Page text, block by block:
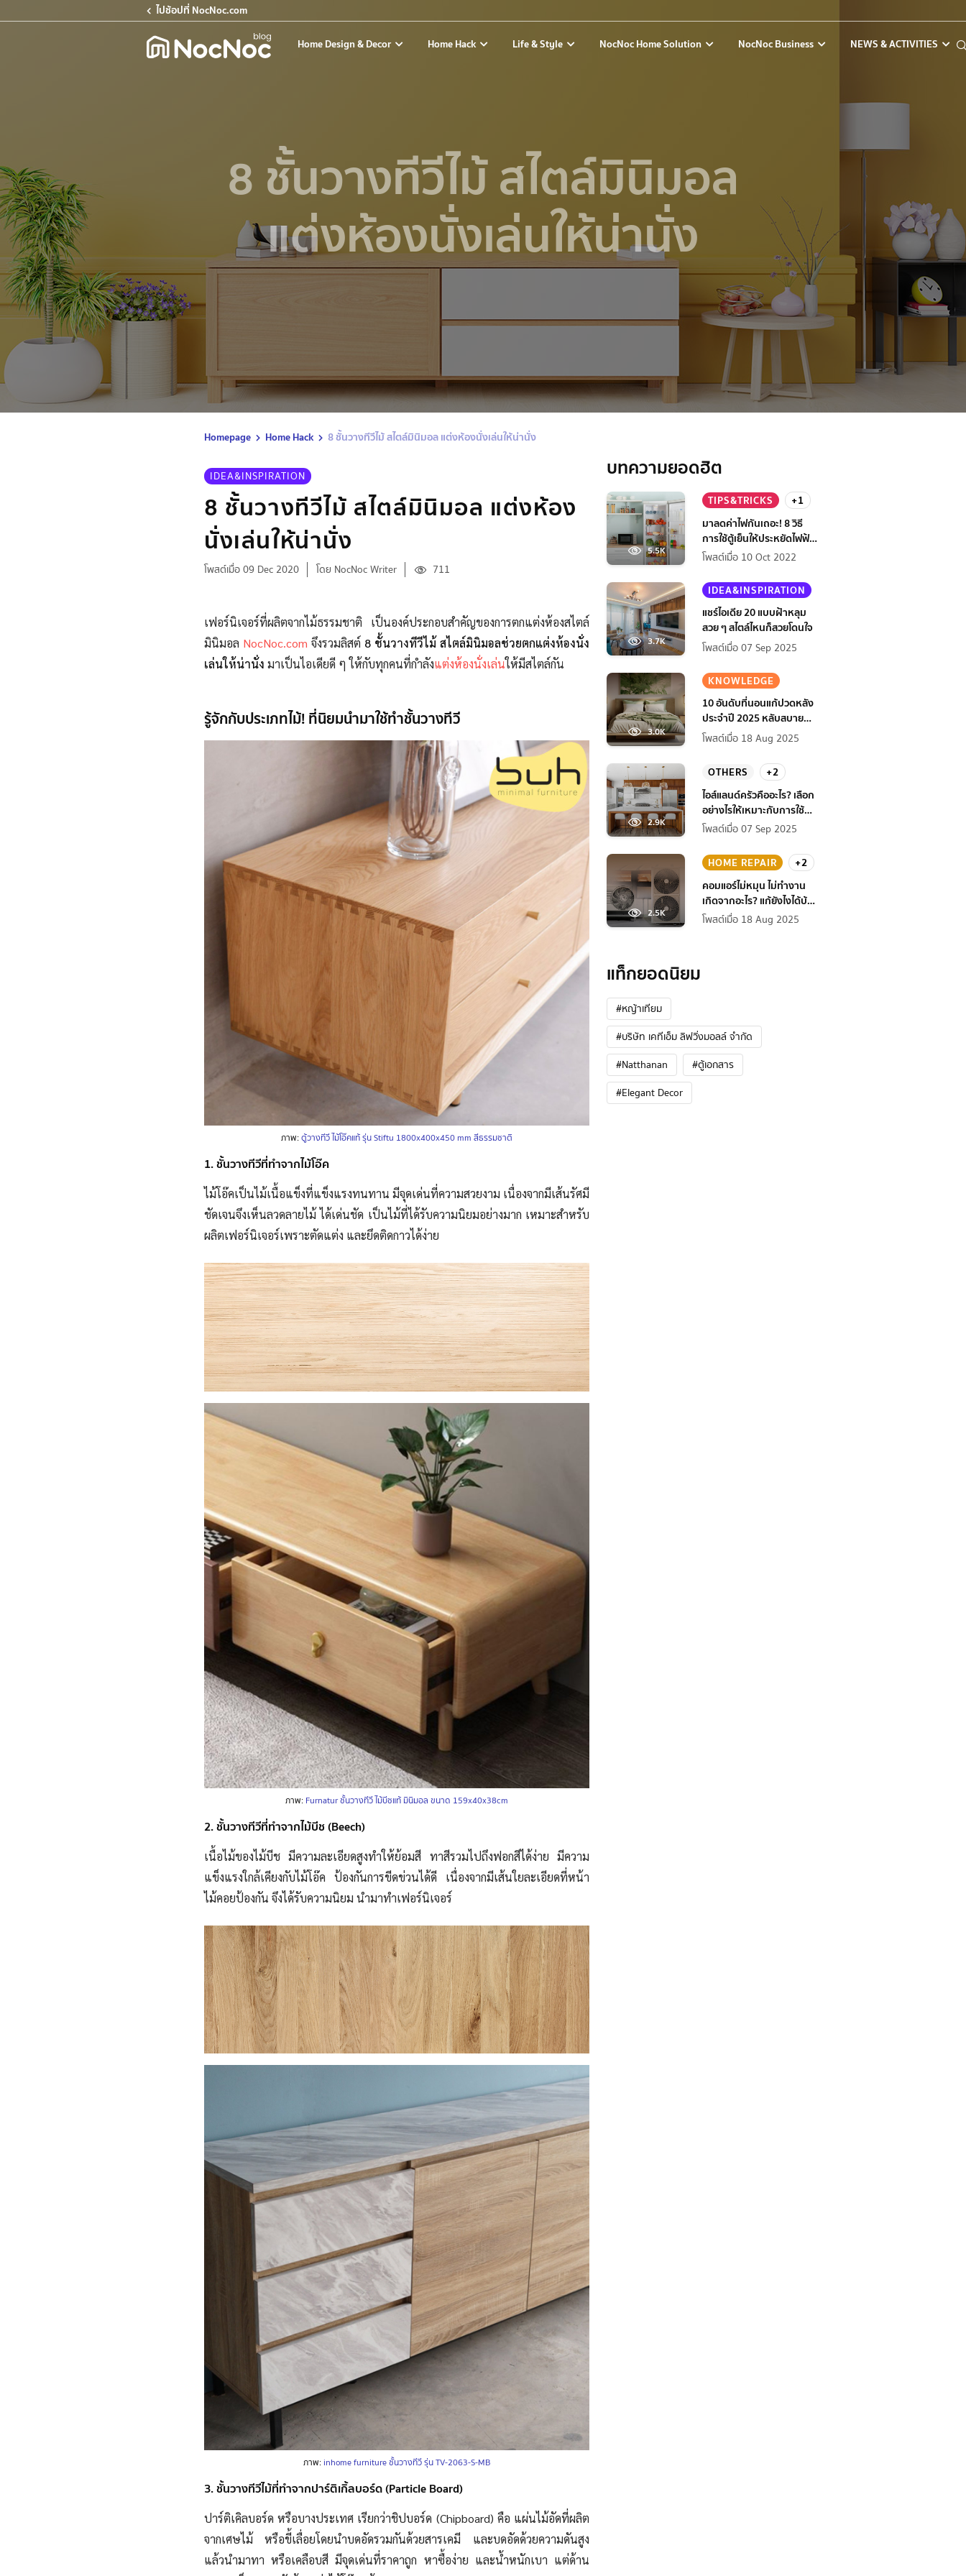
ไปช้อปที่ NocNoc.com
Home Design & Decor Home Hack Life & Style NocNoc Home Solution NocNoc Business NEWS & ACTIVITIES
8 ชั้นวางทีวีไม้ สไตล์มินิมอล
แต่งห้องนั่งเล่นให้น่านั่ง
Homepage Home Hack 8 ชั้นวางทีวีไม้ สไตล์มินิมอล แต่งห้องนั่งเล่นให้น่านั่ง
IDEA&INSPIRATION
8 ชั้นวางทีวีไม้ สไตล์มินิมอล แต่งห้อง
นั่งเล่นให้น่านั่ง
โพสต์เมื่อ 09 Dec 2020 โดย NocNoc Writer 711
เฟอร์นิเจอร์ที่ผลิตจากไม้ธรรมชาติ เป็นองค์ประกอบสำคัญของการตกแต่งห้องสไตล์
มินิมอล NocNoc.com จึงรวมลิสต์ 8 ชั้นวางทีวีไม้ สไตล์มินิมอลช่วยตกแต่งห้องนั่ง
เล่นให้น่านั่ง มาเป็นไอเดียดี ๆ ให้กับทุกคนที่กำลังแต่งห้องนั่งเล่นให้มีสไตล์กัน
รู้จักกับประเภทไม้! ที่นิยมนำมาใช้ทำชั้นวางทีวี
ภาพ:ตู้วางทีวี ไม้โอ๊คแท้ รุ่น Stiftu 1800x400x450 mm สีธรรมชาติ
1. ชั้นวางทีวีที่ทำจากไม้โอ๊ค
ไม้โอ๊คเป็นไม้เนื้อแข็งที่แข็งแรงทนทาน มีจุดเด่นที่ความสวยงาม เนื่องจากมีเส้นรัศมี
ชัดเจนจึงเห็นลวดลายไม้ ได้เด่นชัด เป็นไม้ที่ได้รับความนิยมอย่างมาก เหมาะสำหรับ
ผลิตเฟอร์นิเจอร์เพราะตัดแต่ง และยึดติดกาวได้ง่าย
ภาพ: Furnatur ชั้นวางทีวี ไม้บีชแท้ มินิมอล ขนาด 159x40x38cm
2. ชั้นวางทีวีที่ทำจากไม้บีช (Beech)
เนื้อไม้ของไม้บีช มีความละเอียดสูงทำให้ย้อมสี ทาสีรวมไปถึงฟอกสีได้ง่าย มีความ
แข็งแรงใกล้เคียงกับไม้โอ๊ค ป้องกันการขีดข่วนได้ดี เนื่องจากมีเส้นใยละเอียดที่หน้า
ไม้คอยป้องกัน จึงได้รับความนิยม นำมาทำเฟอร์นิเจอร์
ภาพ: inhome furniture ชั้นวางทีวี รุ่น TV-2063-S-MB
3. ชั้นวางทีวีไม้ที่ทำจากปาร์ติเกิ้ลบอร์ด (Particle Board)
ปาร์ติเคิลบอร์ด หรือบางประเทศ เรียกว่าชิปบอร์ด (Chipboard) คือ แผ่นไม้อัดที่ผลิต
จากเศษไม้ หรือขี้เลื่อยโดยนำบดอัดรวมกันด้วยสารเคมี และบดอัดด้วยความดันสูง
แล้วนำมาทา หรือเคลือบสี มีจุดเด่นที่ราคาถูก หาซื้อง่าย และน้ำหนักเบา แต่ด้าน
บทความยอดฮิต
5.5K
TIPS&TRICKS
+1
มาลดค่าไฟกันเถอะ! 8 วิธี
การใช้ตู้เย็นให้ประหยัดไฟฟ้า
กว่าเดิม
โพสต์เมื่อ 10 Oct 2022
3.7K
IDEA&INSPIRATION
แชร์ไอเดีย 20 แบบฝ้าหลุม
สวย ๆ สไตล์ไหนก็สวยโดนใจ
โพสต์เมื่อ 07 Sep 2025
3.0K
KNOWLEDGE
10 อันดับที่นอนแก้ปวดหลัง
ประจำปี 2025 หลับสบาย
สุขภาพดียิ่งกว่าเดิม
โพสต์เมื่อ 18 Aug 2025
2.9K
OTHERS
+2
ไอส์แลนด์ครัวคืออะไร? เลือก
อย่างไรให้เหมาะกับการใช้
งานที่บ้าน
โพสต์เมื่อ 07 Sep 2025
2.5K
HOME REPAIR
+2
คอมแอร์ไม่หมุน ไม่ทํางาน
เกิดจากอะไร? แก้ยังไงได้บ้าง
ก่อนแอร์พัง!
โพสต์เมื่อ 18 Aug 2025
แท็กยอดนิยม
#หญ้าเทียม
#บริษัท เคทีเอ็ม ลิฟวิ่งมอลล์ จำกัด
#Natthanan
#ตู้เอกสาร
#Elegant Decor